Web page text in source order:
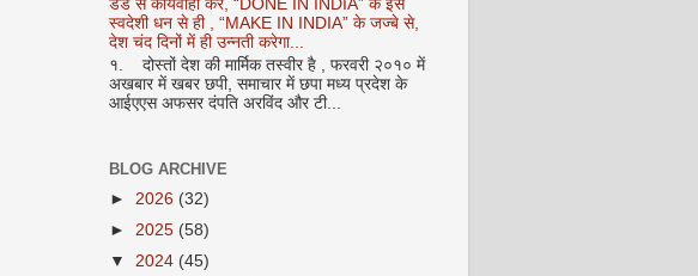
डंडे से कार्यवाही कर, “DONE IN INDIA” के इस
स्वदेशी धन से ही , “MAKE IN INDIA” के जज्बे से,
देश चंद दिनों में ही उन्नती करेगा...
१. दोस्तों देश की मार्मिक तस्वीर है , फरवरी २०१० में
अखबार में खबर छपी, समाचार में छपा मध्य प्रदेश के
आईएएस अफसर दंपति अरविंद और टी...
BLOG ARCHIVE
► 2026 (32)
► 2025 (58)
▼ 2024 (45)